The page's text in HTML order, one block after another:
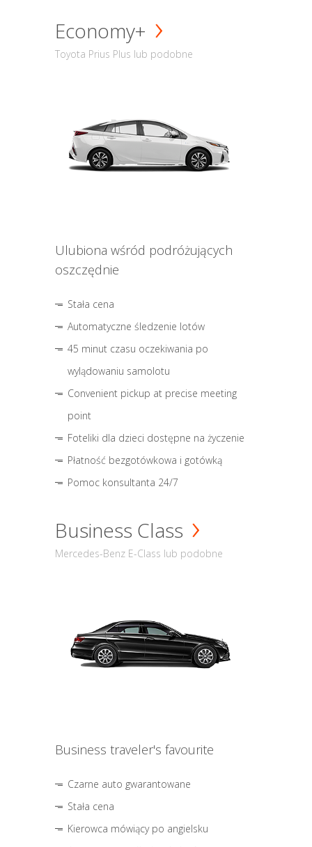
Economy+
Toyota Prius Plus lub podobne
Ulubiona wśród podróżujących
oszczędnie
Stała cena
Automatyczne śledzenie lotów
45 minut czasu oczekiwania po
wylądowaniu samolotu
Convenient pickup at precise meeting
point
Foteliki dla dzieci dostępne na życzenie
Płatność bezgotówkowa i gotówką
Pomoc konsultanta 24/7
Business Class
Mercedes-Benz E-Class lub podobne
Business traveler's favourite
Czarne auto gwarantowane
Stała cena
Kierowca mówiący po angielsku